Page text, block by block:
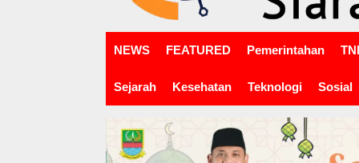
NEWS FEATURED Pemerintahan
Sejarah Kesehatan Teknologi Sosial